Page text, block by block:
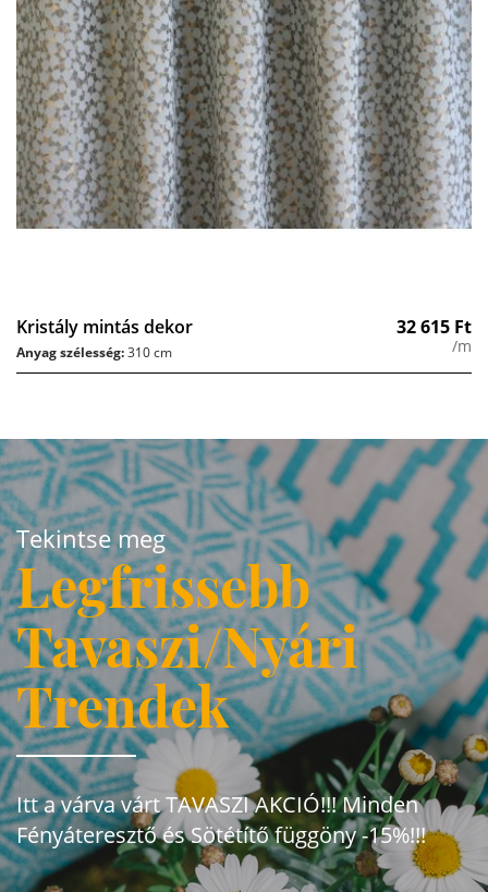
Kristály mintás dekor 32 615 Ft
/m
Anyag szélesség:310 cm
Tekintse meg
Legfrissebb
Tavaszi/Nyári
Trendek
Itt a várva várt TAVASZI AKCIÓ!!! Minden
Fényáteresztő és Sötétítő függöny -15%!!!